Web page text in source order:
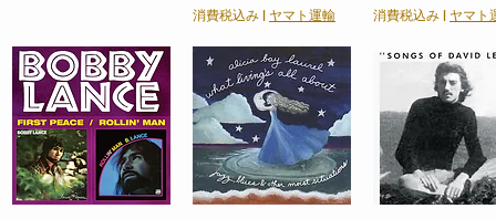
消費税込み| ヤマト運輸 消費税込み| ヤマト